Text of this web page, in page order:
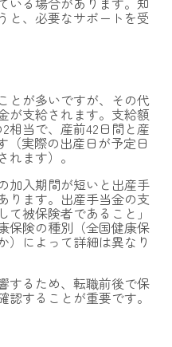
と、必要なサポートを受
とが多いですが、その代
が支給されます。支給額
相当で、産前42日間と産
（実際の出産日が予定日
ます）。
加入期間が短いと出産手
ります。出産手当金の支
被保険者であること」
保険の種別（全国健康保
）によって詳細は異なり
するため、転職前後で保
することが重要です。